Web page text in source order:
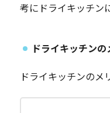
考にドライキッチン
ドライキッチンの
ドライキッチンのメ